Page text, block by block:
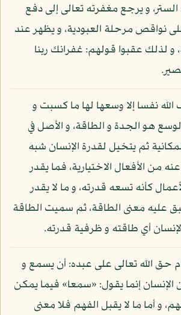
الستر، و يرجع مغفرته تعالى إلى دفع
نواقص مرحلة العبودية، و يظهر عند
و لذلك عقبوا قولهم: غفرانك ربنا
الله نفسا إلا وسعها لها ما كسبت و
هو الجدة و الطاقة، و الأصل في
ثم يتخيل لقدرة الإنسان شبه
من الأفعال الاختيارية، فما يقدر
كأنه تسعه قدرته، و ما لا يقدر
عليه معنى الطاقة، ثم سميت الطاقة
أي طاقته و ظرفية قدرته.
حق الله تعالى على عبده: أن يسمع و
الإنسان إنما يقول: «سمعا» فيما يمكن
و أما ما لا يقبل الفهم فلا معنى